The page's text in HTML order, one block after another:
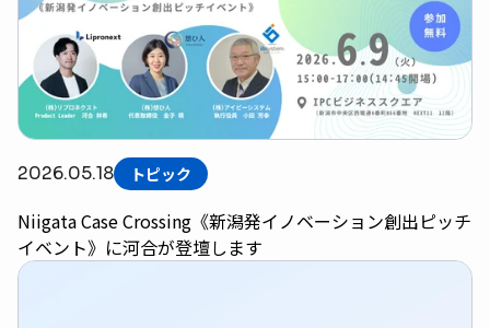
2026.05.18 トピック
Niigata Case Crossing《新潟発イノベーション創出ピッチ
イベント》に河合が登壇します